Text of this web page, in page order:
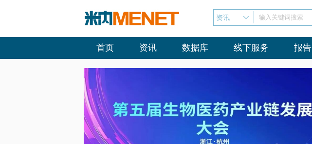
资讯 输入关键词搜索
首页 资讯 数据库 线下服务 报告